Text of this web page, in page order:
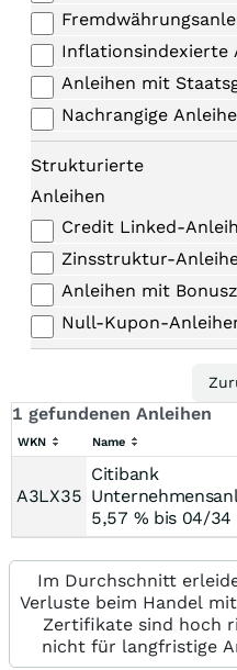
Inflationsindexierte
Anleihen mit
Nachrangige
Strukturierte
Anleihen
Credit Linked-
Zinsstruktur-
Anleihen mit
Null-Kupon-
1 gefundenen Anleihen
WKN Name
A3LX35
Citibank
5,57 % bis 04/34
Im Durchschnitt
Verluste beim Handel
Zertifikate sind hoch
nicht für langfristige